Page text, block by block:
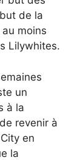
de la
au moins
Lilywhites.
un
à la
revenir à
en
la